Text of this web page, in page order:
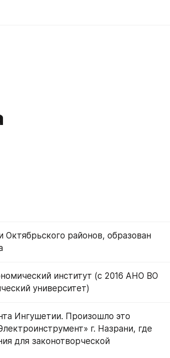
Октябрьского районов, образован
институт (с 2016 АНО ВО
университет)
Ингушетии. Произошло это
г. Назрани, где
для законотворческой